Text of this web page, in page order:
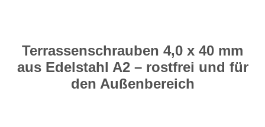
Terrassenschrauben 4,0 x 40 mm
aus Edelstahl A2 – rostfrei und für
den Außenbereich